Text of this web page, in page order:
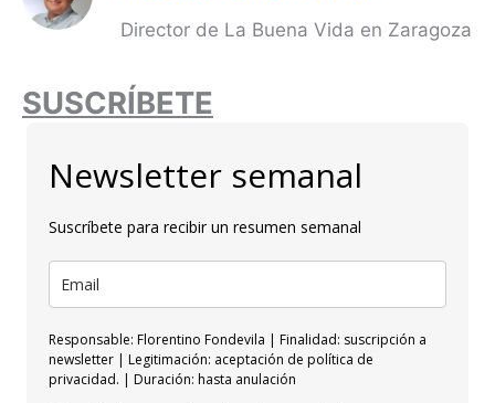
Director de La Buena Vida en Zaragoza
SUSCRÍBETE
Newsletter semanal
Suscríbete para recibir un resumen semanal
Responsable: Florentino Fondevila | Finalidad: suscripción a
newsletter | Legitimación: aceptación de política de
privacidad. | Duración: hasta anulación